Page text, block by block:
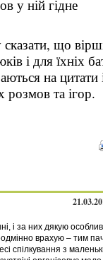
у ній гідне
що
і для їхніх
на цитати
та ігор.
і за них дякую
врахую – тим
спілкування з